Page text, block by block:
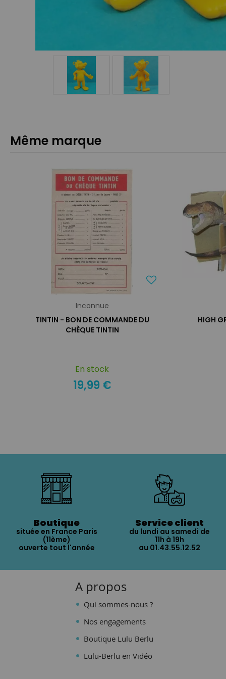
Même marque
Inconnue
TINTIN - BON DE COMMANDE DU
CHÈQUE TINTIN
En stock
19,99 €
HIGH
Boutique
située en France Paris
(11ème)
ouverte tout l'année
Service client
du lundi au samedi de
11h à 19h
au 01.43.55.12.52
A propos
Qui sommes-nous ?
Nos engagements
Boutique Lulu Berlu
Lulu-Berlu en Vidéo